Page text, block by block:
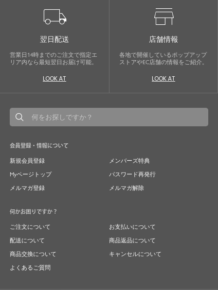
local_shipping
翌日配送
営業日14時までのご注文で指定エ
リア内なら最短翌日お届け可能。
LOOK AT
store
店舗情報
各地で開催しているポップアップ
ストアやEC店舗の情報をご紹介。
LOOK AT
会員登録・情報について
新規会員登録
メンバーズ特典
Myページトップ
パスワード再発行
メルマガ登録
メルマガ解除
何かお困りですか？
ご注文について
お支払いについて
配送について
商品返品について
商品交換について
キャンセルについて
よくあるご質問